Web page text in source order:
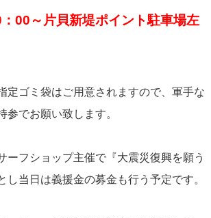
00～片貝新堤ポイント駐車場左
定ゴミ袋はご用意されますので、軍手な
参でお願い致します。
ーフショップ主催で『大震災復興を願う
し当日は義援金の募金も行う予定です。